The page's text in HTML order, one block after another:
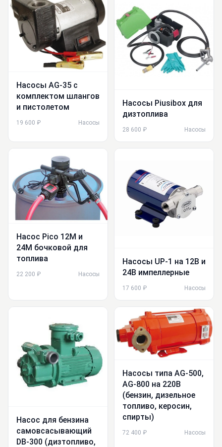
Насосы AG-35 с
комплектом шлангов
и пистолетом
19 600 ₽ Насосы
Насосы Piusibox для
дизтоплива
28 600 ₽ Насосы
Насос Pico 12M и
24М бочковой для
топлива
22 200 ₽ Насосы
Насосы UP-1 на 12В и
24В импеллерные
17 600 ₽ Насосы
Насос для бензина
самовсасывающий
DB-300 (дизтопливо,
Насосы типа AG-500,
AG-800 на 220В
(бензин, дизельное
топливо, керосин,
спирты)
72 400 ₽ Насосы